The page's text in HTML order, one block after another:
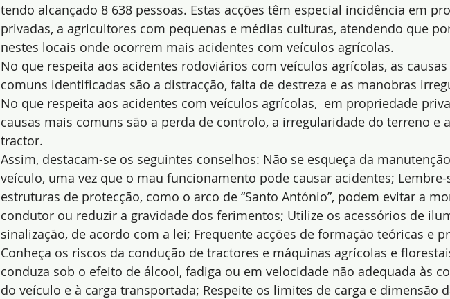
tendo alcançado 8 638 pessoas. Estas acções têm especial incidência em
privadas, a agricultores com pequenas e médias culturas, atendendo que
nestes locais onde ocorrem mais acidentes com veículos agrícolas.
No que respeita aos acidentes rodoviários com veículos agrícolas, as
comuns identificadas são a distracção, falta de destreza e as manobras
No que respeita aos acidentes com veículos agrícolas,  em propriedade
causas mais comuns são a perda de controlo, a irregularidade do terreno e
tractor.
Assim, destacam-se os seguintes conselhos: Não se esqueça da
veículo, uma vez que o mau funcionamento pode causar acidentes; Lembre-
estruturas de protecção, como o arco de “Santo António”, podem evitar a
condutor ou reduzir a gravidade dos ferimentos; Utilize os acessórios de
sinalização, de acordo com a lei; Frequente acções de formação teóricas e
Conheça os riscos da condução de tractores e máquinas agrícolas e
conduza sob o efeito de álcool, fadiga ou em velocidade não adequada às
do veículo e à carga transportada; Respeite os limites de carga e dimensão